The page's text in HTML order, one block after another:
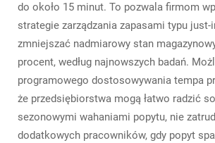
do około 15 minut. To pozwala firmom
strategie zarządzania zapasami typu just-
zmniejszać nadmiarowy stan
procent, według najnowszych badań.
programowego dostosowywania tempa
że przedsiębiorstwa mogą łatwo radzić
sezonowymi wahaniami popytu, nie
dodatkowych pracowników, gdy popyt